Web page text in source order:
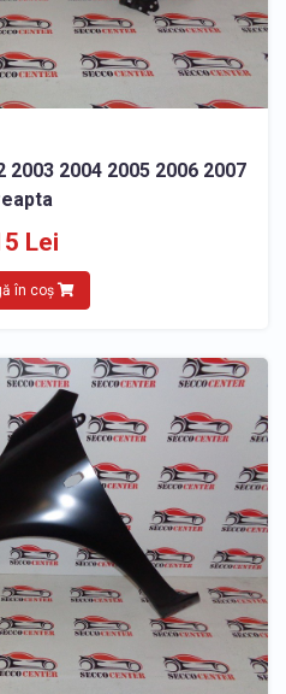
2004 2005 2006 2007
Lei
în coș